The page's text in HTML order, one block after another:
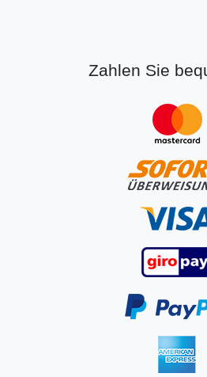
Zahlen Sie